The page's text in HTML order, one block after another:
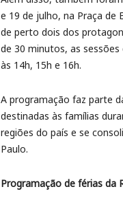
e 19 de julho, na Praça de
de perto dois dos
de 30 minutos, as
às 14h, 15h e 16h.
A programação faz parte
destinadas às famílias
regiões do país e se
Paulo.
Programação de férias da